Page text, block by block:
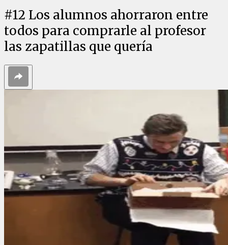
#12 Los alumnos ahorraron entre
todos para comprarle al profesor
las zapatillas que quería